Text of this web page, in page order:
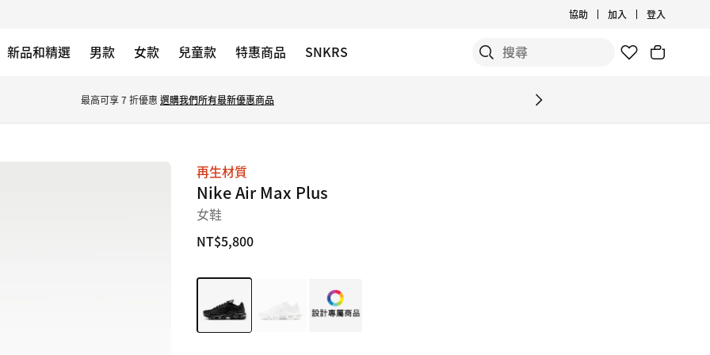
協助 加入 登入
新品和精選 男款 女款 兒童款 特惠商品 SNKRS
最高可享 7 折優惠 選購我們所有最新優惠商品
再生材質
Nike Air Max Plus
女鞋
NT$5,800